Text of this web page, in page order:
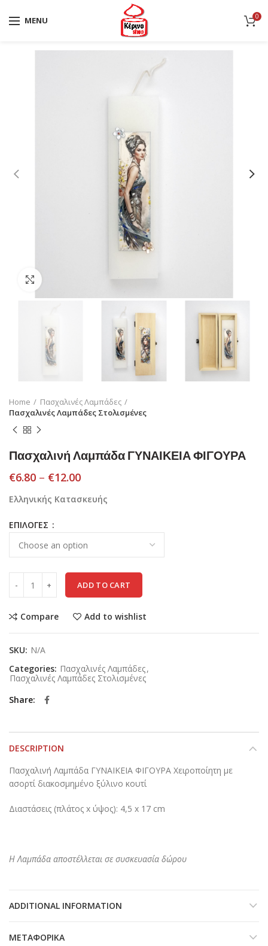
MENU 0
Home
Πασχαλινές Λαμπάδες
Πασχαλινές Λαμπάδες Στολισμένες
Πασχαλινή Λαμπάδα ΓΥΝΑΙΚΕΙΑ ΦΙΓΟΥΡΑ
€6.80 – €12.00
Ελληνικής Κατασκευής
ΕΠΙΛΟΓΕΣ
ADD TO CART
Compare Add to wishlist
SKU: N/A
Categories: Πασχαλινές Λαμπάδες,
Πασχαλινές Λαμπάδες Στολισμένες
Share
DESCRIPTION
Πασχαλινή Λαμπάδα ΓΥΝΑΙΚΕΙΑ ΦΙΓΟΥΡΑ Χειροποίητη με
ασορτί διακοσμημένο ξύλινο κουτί
Διαστάσεις (πλάτος x ύψος): 4,5 x 17 cm
Η Λαμπάδα αποστέλλεται σε συσκευασία δώρου
ADDITIONAL INFORMATION
ΜΕΤΑΦΟΡΙΚΆ